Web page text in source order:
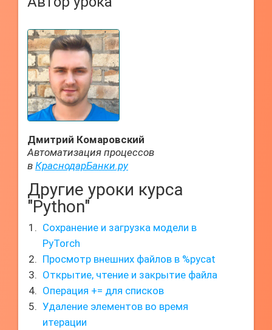
Дмитрий Комаровский
Автоматизация процессов
в КраснодарБанки.ру
Другие уроки курса
"Python"
Сохранение и загрузка модели в
PyTorch
Просмотр внешних файлов в %pycat
Открытие, чтение и закрытие файла
Операция += для списков
Удаление элементов во время
итерации